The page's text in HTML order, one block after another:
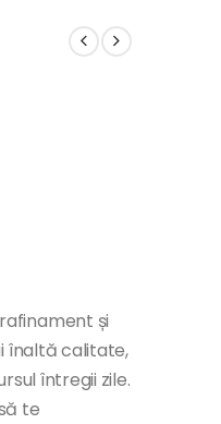
și
înaltă calitate,
întregii zile.
te